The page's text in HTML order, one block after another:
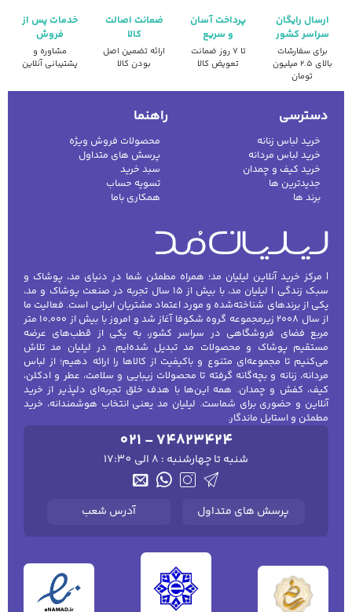
ارسال رایگان
سراسر کشور
برای سفارشات
بالای ۲.۵ میلیون
تومان
پرداخت آسان
و سریع
تا ۷ روز ضمانت
تعویض کالا
ضمانت اصالت
کالا
ارائه تضمین اصل
بودن کالا
خدمات پس از
فروش
مشاوره و
پشتیبانی آنلاین
دسترسی
خرید لباس زنانه
خرید لباس مردانه
خرید کیف و چمدان
جدیدترین ها
برند ها
راهنما
محصولات فروش ویژه
پرسش های متداول
سبد خرید
تسویه حساب
همکاری باما
| مرکز خرید آنلاین لیلیان مد؛ همراه مطمئن شما در دنیای مد، پوشاک و
سبک زندگی | لیلیان مد، با بیش از ۱۵ سال تجربه در صنعت پوشاک و مد،
یکی از برندهای شناخته‌شده و مورد اعتماد مشتریان ایرانی است. فعالیت ما
از سال ۲۰۰۸ زیرمجموعه گروه شکوفا آغاز شد و امروز با بیش از ۱۰٬۰۰۰ متر
مربع فضای فروشگاهی در سراسر کشور، به یکی از قطب‌های عرضه
مستقیم پوشاک و محصولات مد تبدیل شده‌ایم. در لیلیان مد تلاش
می‌کنیم تا مجموعه‌ای متنوع و باکیفیت از کالاها را ارائه دهیم؛ از لباس
مردانه، زنانه و بچه‌گانه گرفته تا محصولات زیبایی و سلامت، عطر و ادکلن،
کیف، کفش و چمدان. همه این‌ها با هدف خلق تجربه‌ای دلپذیر از خرید
آنلاین و حضوری برای شماست. لیلیان مد یعنی انتخاب هوشمندانه، خرید
مطمئن و استایل ماندگار.
021 - 74823424
شنبه تا چهارشنبه : 8 الی 17:30
پرسش های متداول آدرس شعب